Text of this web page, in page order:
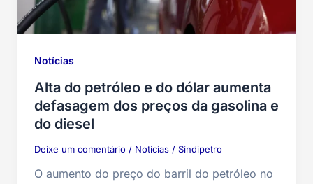
Notícias
Alta do petróleo e do dólar aumenta
defasagem dos preços da gasolina e
do diesel
Deixe um comentário / Notícias/ Sindipetro
O aumento do preço do barril do petróleo no